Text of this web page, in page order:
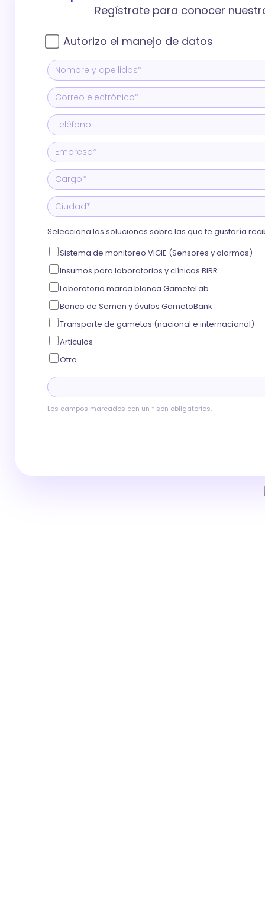
Regístrate para conocer
Autorizo el manejo de datos
Selecciona las soluciones sobre las que te gustaría
Sistema de monitoreo VIGIE (Sensores y alarmas)
Insumos para laboratorios y clínicas BIRR
Laboratorio marca blanca GameteLab
Banco de Semen y óvulos GametoBank
Transporte de gametos (nacional e internacional)
Articulos
Otro
Los campos marcados con un * son obligatorios.